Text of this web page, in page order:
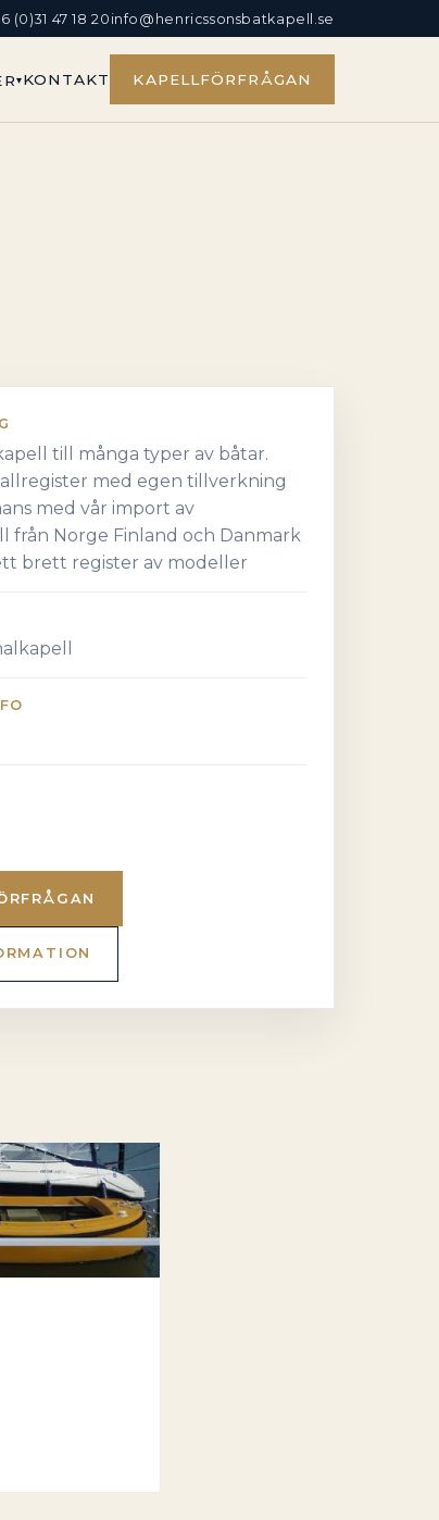
(0)31 47 18 20 info@henricssonsbatkapell.se
KONTAKT KAPELLFÖRFRÅGAN
till många typer av båtar.
med egen tillverkning
med vår import av
från Norge Finland och Danmark
brett register av modeller